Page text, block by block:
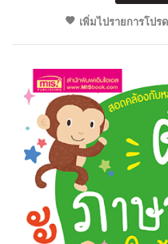
เพิ่มไปรายการโปรด